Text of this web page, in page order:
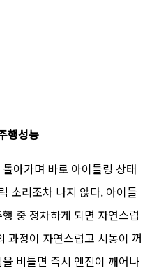
행성능
아가며 바로 아이들링 상태
소리조차 나지 않다. 아이들
중 정차하게 되면 자연스럽
과정이 자연스럽고 시동이 꺼
비틀면 즉시 엔진이 깨어나